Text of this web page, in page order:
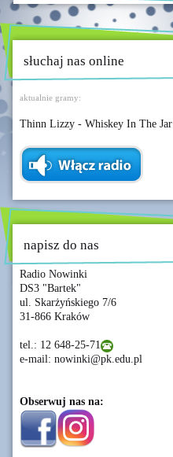
słuchaj nas online
aktualnie gramy:
Thinn Lizzy - Whiskey In The Jar
napisz do nas
Radio Nowinki
DS3 "Bartek"
ul. Skarżyńskiego 7/6
31-866 Kraków
tel.: 12 648-25-71
e-mail: nowinki@pk.edu.pl
Obserwuj nas na: